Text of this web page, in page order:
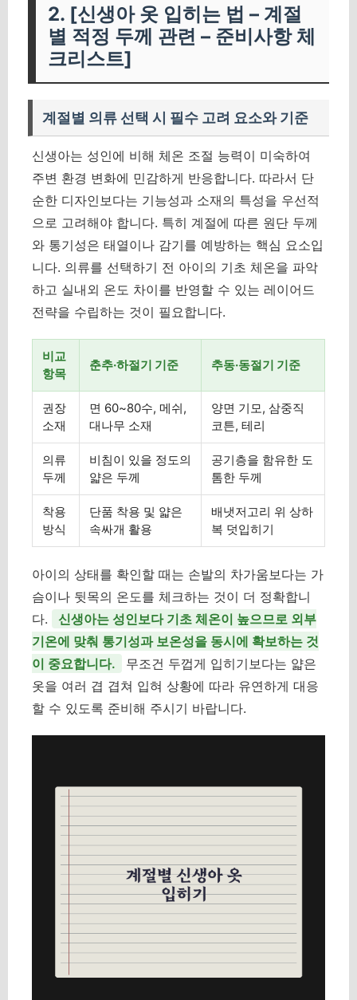
2. [신생아 옷 입히는 법 – 계절
별 적정 두께 관련 – 준비사항 체
크리스트]
계절별 의류 선택 시 필수 고려 요소와 기준
신생아는 성인에 비해 체온 조절 능력이 미숙하여
주변 환경 변화에 민감하게 반응합니다. 따라서 단
순한 디자인보다는 기능성과 소재의 특성을 우선적
으로 고려해야 합니다. 특히 계절에 따른 원단 두께
와 통기성은 태열이나 감기를 예방하는 핵심 요소입
니다. 의류를 선택하기 전 아이의 기초 체온을 파악
하고 실내외 온도 차이를 반영할 수 있는 레이어드
전략을 수립하는 것이 필요합니다.
비교
항목
춘추·하절기 기준 추동·동절기 기준
권장
소재
면 60~80수, 메쉬,
대나무 소재
양면 기모, 삼중직
코튼, 테리
의류
두께
비침이 있을 정도의
얇은 두께
공기층을 함유한 도
톰한 두께
착용
방식
단품 착용 및 얇은
속싸개 활용
배냇저고리 위 상하
복 덧입히기
아이의 상태를 확인할 때는 손발의 차가움보다는 가
슴이나 뒷목의 온도를 체크하는 것이 더 정확합니
다.
신생아는 성인보다 기초 체온이 높으므로 외부
기온에 맞춰 통기성과 보온성을 동시에 확보하는 것
이 중요합니다.
무조건 두껍게 입히기보다는 얇은
옷을 여러 겹 겹쳐 입혀 상황에 따라 유연하게 대응
할 수 있도록 준비해 주시기 바랍니다.